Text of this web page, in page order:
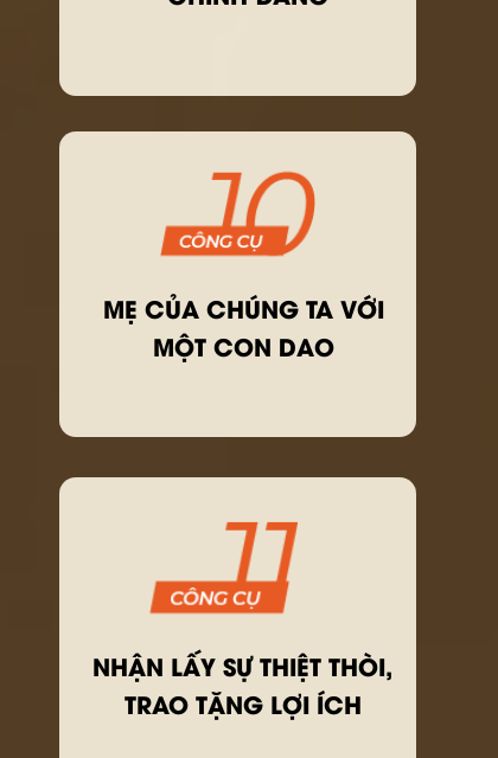
MẸ CỦA CHÚNG TA VỚI
MỘT CON DAO
NHẬN LẤY SỰ THIỆT THÒI,
TRAO TẶNG LỢI ÍCH